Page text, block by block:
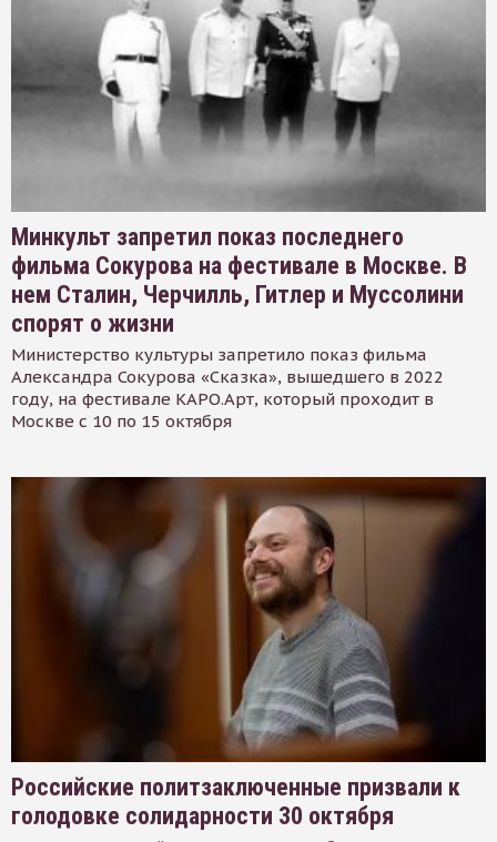
Минкульт запретил показ последнего
фильма Сокурова на фестивале в Москве. В
нем Сталин, Черчилль, Гитлер и Муссолини
спорят о жизни
Министерство культуры запретило показ фильма
Александра Сокурова «Сказка», вышедшего в 2022
году, на фестивале КАРО.Арт, который проходит в
Москве с 10 по 15 октября
Российские политзаключенные призвали к
голодовке солидарности 30 октября